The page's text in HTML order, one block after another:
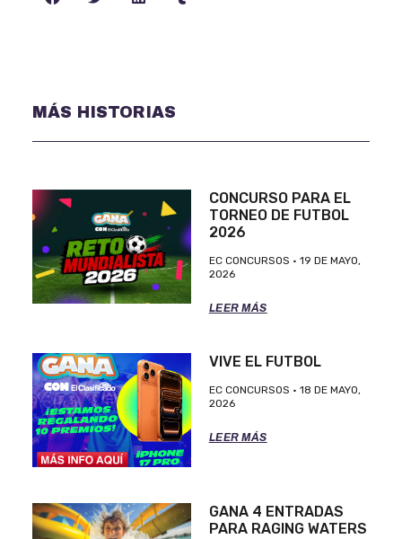
MÁS HISTORIAS
CONCURSO PARA EL
TORNEO DE FUTBOL
2026
EC CONCURSOS
19 DE MAYO,
2026
LEER MÁS
VIVE EL FUTBOL
EC CONCURSOS
18 DE MAYO,
2026
LEER MÁS
GANA 4 ENTRADAS
PARA RAGING WATERS